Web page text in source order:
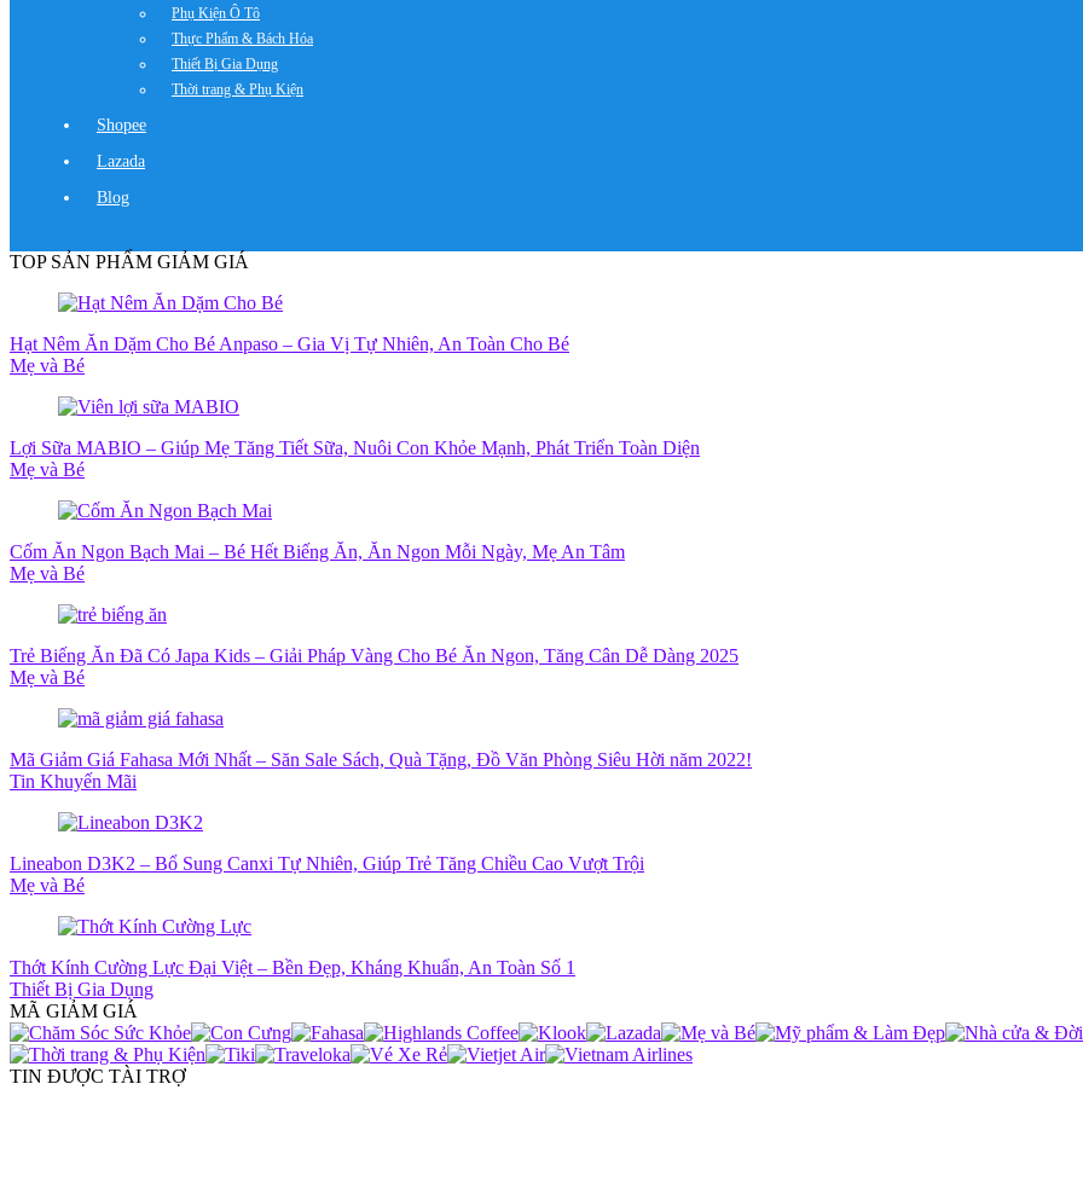
Phụ Kiện Ô Tô
Thực Phẩm & Bách Hóa
Thiết Bị Gia Dụng
Thời trang & Phụ Kiện
Shopee
Lazada
Blog
TOP SẢN PHẨM GIẢM GIÁ
Hạt Nêm Ăn Dặm Cho Bé Anpaso – Gia Vị Tự Nhiên, An Toàn Cho Bé
Mẹ và Bé
Lợi Sữa MABIO – Giúp Mẹ Tăng Tiết Sữa, Nuôi Con Khỏe Mạnh, Phát Triển Toàn Diện
Mẹ và Bé
Cốm Ăn Ngon Bạch Mai – Bé Hết Biếng Ăn, Ăn Ngon Mỗi Ngày, Mẹ An Tâm
Mẹ và Bé
Trẻ Biếng Ăn Đã Có Japa Kids – Giải Pháp Vàng Cho Bé Ăn Ngon, Tăng Cân Dễ Dàng 2025
Mẹ và Bé
Mã Giảm Giá Fahasa Mới Nhất – Săn Sale Sách, Quà Tặng, Đồ Văn Phòng Siêu Hời năm 2022!
Tin Khuyến Mãi
Lineabon D3K2 – Bổ Sung Canxi Tự Nhiên, Giúp Trẻ Tăng Chiều Cao Vượt Trội
Mẹ và Bé
Thớt Kính Cường Lực Đại Việt – Bền Đẹp, Kháng Khuẩn, An Toàn Số 1
Thiết Bị Gia Dụng
MÃ GIẢM GIÁ
TIN ĐƯỢC TÀI TRỢ